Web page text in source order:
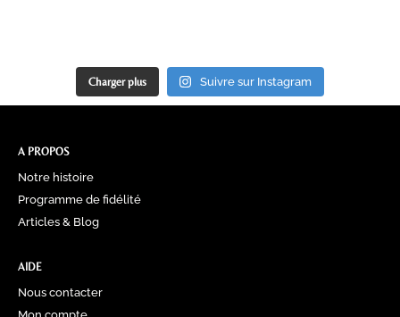
Charger plus Suivre sur Instagram
A PROPOS
Notre histoire
Programme de fidélité
Articles & Blog
AIDE
Nous contacter